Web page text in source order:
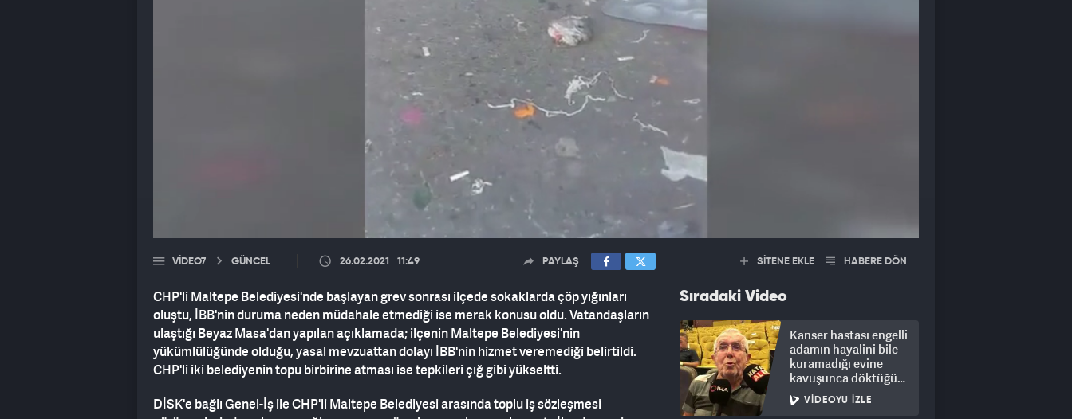
VIDEO7 GÜNCEL 26.02.2021 11:49 PAYLAŞ
CHP'li Maltepe Belediyesi'nde başlayan grev sonrası ilçede sokaklarda çöp yığınları
oluştu, İBB'nin duruma neden müdahale etmediği ise merak konusu oldu. Vatandaşların
ulaştığı Beyaz Masa'dan yapılan açıklamada; ilçenin Maltepe Belediyesi'nin
yükümlülüğünde olduğu, yasal mevzuattan dolayı İBB'nin hizmet veremediği belirtildi.
CHP'li iki belediyenin topu birbirine atması ise tepkileri çığ gibi yükseltti.
DİSK'e bağlı Genel-İş ile CHP'li Maltepe Belediyesi arasında toplu iş sözleşmesi
SİTENE EKLE HABERE DÖN
Sıradaki Video
Kanser hastası engelli
adamın hayalini bile
kuramadığı evine
kavuşunca döktüğü
gözyaşı duygulandırdı
VIDEOYU İZLE